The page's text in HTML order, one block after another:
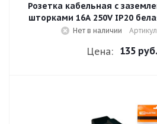
Розетка кабельная с
шторками 16A 250V IP20
Нет в наличии
Цена: 135 руб.